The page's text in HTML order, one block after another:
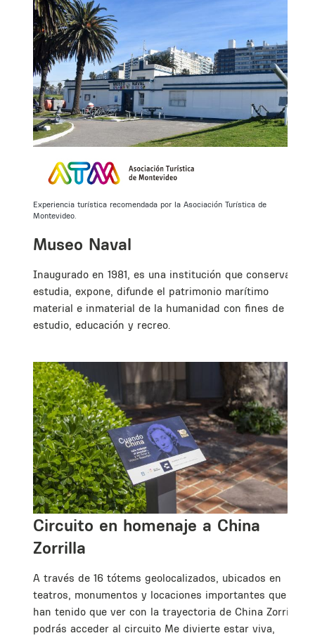
Experiencia turística recomendada por la Asociación Turística de
Montevideo.
Museo Naval
Inaugurado en 1981, es una institución que conserva
estudia, expone, difunde el patrimonio marítimo
material e inmaterial de la humanidad con fines de
estudio, educación y recreo.
Circuito en homenaje a China
Zorrilla
A través de 16 tótems geolocalizados, ubicados en
teatros, monumentos y locaciones importantes que
han tenido que ver con la trayectoria de China Zorrilla,
podrás acceder al circuito Me divierte estar viva,